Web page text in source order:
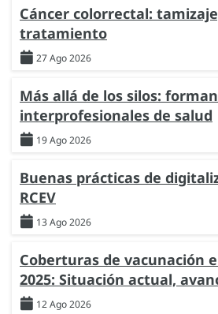
Cáncer colorrectal:
tratamiento
27 Ago 2026
Más allá de los silos:
interprofesionales de salud
19 Ago 2026
Buenas prácticas de
RCEV
13 Ago 2026
Coberturas de vacunación
2025: Situación actual,
12 Ago 2026